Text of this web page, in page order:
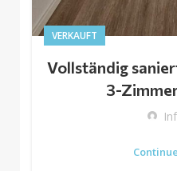
VERKAUFT
Vollständig
3-